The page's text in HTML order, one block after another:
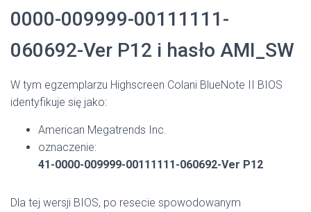
0000-009999-00111111-
060692-Ver P12 i hasło AMI_SW
W tym egzemplarzu Highscreen Colani BlueNote II BIOS
identyfikuje się jako:
American Megatrends Inc.
oznaczenie:
41-0000-009999-00111111-060692-Ver P12
Dla tej wersji BIOS, po resecie spowodowanym